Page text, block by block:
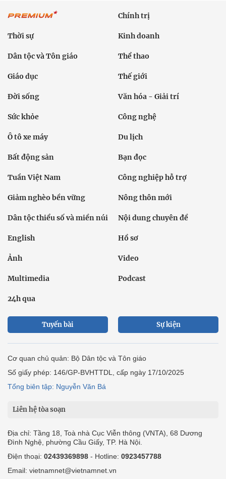
Chính trị
Thời sự Kinh doanh
Dân tộc và Tôn giáo Thể thao
Giáo dục Thế giới
Đời sống Văn hóa - Giải trí
Sức khỏe Công nghệ
Ô tô xe máy Du lịch
Bất động sản Bạn đọc
Tuần Việt Nam Công nghiệp hỗ trợ
Giảm nghèo bền vững Nông thôn mới
Dân tộc thiểu số và miền núi Nội dung chuyên đề
English Hồ sơ
Ảnh Video
Multimedia Podcast
24h qua
Tuyến bài Sự kiện
Cơ quan chủ quản: Bộ Dân tộc và Tôn giáo
Số giấy phép: 146/GP-BVHTTDL, cấp ngày 17/10/2025
Tổng biên tập: Nguyễn Văn Bá
Liên hệ tòa soạn
Địa chỉ: Tầng 18, Toà nhà Cục Viễn thông (VNTA), 68 Dương
Đình Nghệ, phường Cầu Giấy, TP. Hà Nội.
Điện thoại: 02439369898 - Hotline: 0923457788
Email: vietnamnet@vietnamnet.vn